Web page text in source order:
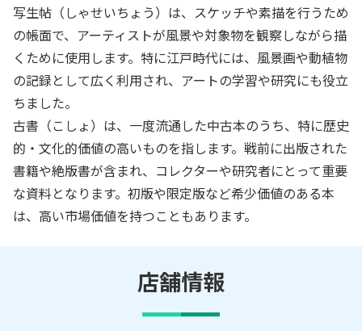
写生帖（しゃせいちょう）は、スケッチや素描を行うため
の帳面で、アーティストが風景や対象物を観察しながら描
くために使用します。特に江戸時代には、風景画や動植物
の記録として広く利用され、アートの学習や研究にも役立
ちました。
古書（こしょ）は、一度流通した中古本のうち、特に歴史
的・文化的価値の高いものを指します。戦前に出版された
書籍や絶版書が含まれ、コレクターや研究者にとって重要
な資料となります。初版や限定版など希少価値のある本
は、高い市場価値を持つこともあります。
店舗情報